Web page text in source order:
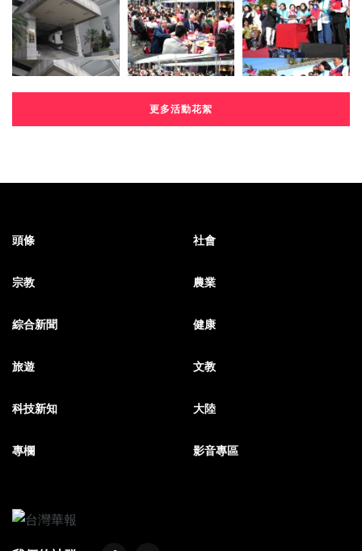
更多活動花絮
頭條 社會
宗教 農業
綜合新聞 健康
旅遊 文教
科技新知 大陸
專欄 影音專區